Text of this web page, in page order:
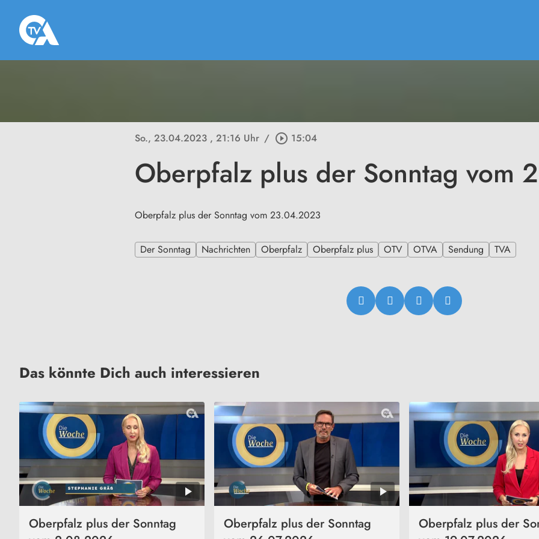
So., 23.04.2023 , 21:16 Uhr / play_circle_outline 15:04
Oberpfalz plus der Sonntag vom
Oberpfalz plus der Sonntag vom 23.04.2023
Der Sonntag Nachrichten Oberpfalz Oberpfalz plus OTV OTVA Sendung TVA
Das könnte Dich auch interessieren
Oberpfalz plus der Sonntag
Oberpfalz plus der Sonntag
Oberpfalz plus der